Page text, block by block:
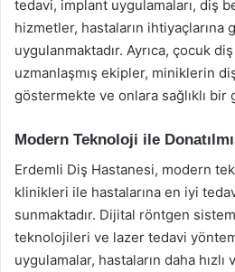
tedavi, implant uygulamaları, diş
hizmetler, hastaların ihtiyaçlarına
uygulanmaktadır. Ayrıca, çocuk
uzmanlaşmış ekipler, miniklerin
göstermekte ve onlara sağlıklı bir
Modern Teknoloji ile
Erdemli Diş Hastanesi, modern
klinikleri ile hastalarına en iyi
sunmaktadır. Dijital röntgen
teknolojileri ve lazer tedavi
uygulamalar, hastaların daha hızlı